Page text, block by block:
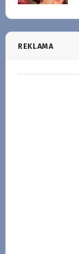
REKLAMA